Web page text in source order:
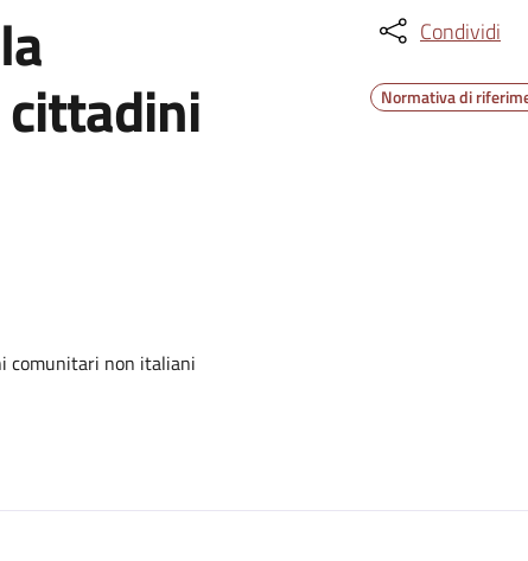
comunitari non italiani
Condividi
Normativa di